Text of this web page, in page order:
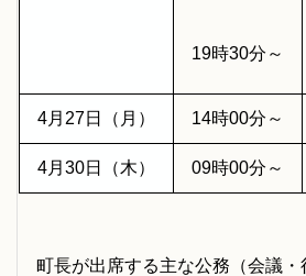
19時30分～
4月27日（月） 14時00分～
4月30日（木） 09時00分～
町長が出席する主な公務（会議